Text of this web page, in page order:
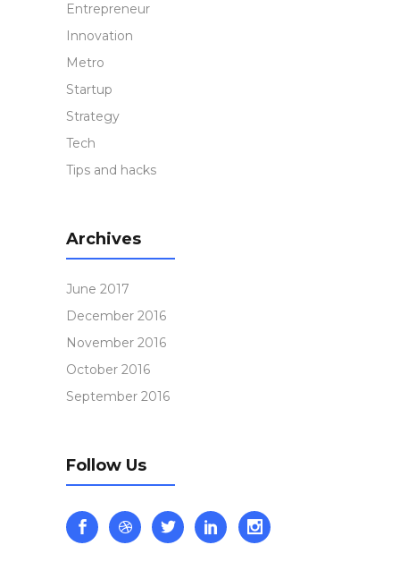
Entrepreneur
Innovation
Metro
Startup
Strategy
Tech
Tips and hacks
Archives
June 2017
December 2016
November 2016
October 2016
September 2016
Follow Us